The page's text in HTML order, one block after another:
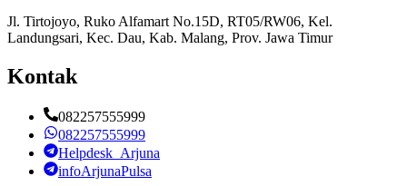
Jl. Tirtojoyo, Ruko Alfamart No.15D, RT05/RW06, Kel.
Landungsari, Kec. Dau, Kab. Malang, Prov. Jawa Timur
Kontak
082257555999
082257555999
Helpdesk_Arjuna
infoArjunaPulsa